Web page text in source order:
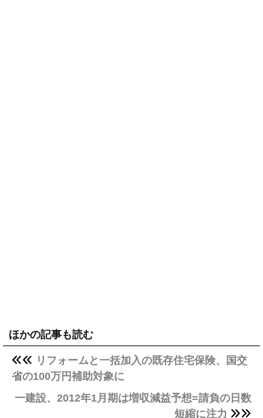
ほかの記事も読む
リフォームと一括加入の既存住宅保険、国交
省の100万円補助対象に
一建設、2012年1月期は増収減益予想=請負の日数
短縮に注力